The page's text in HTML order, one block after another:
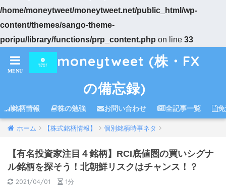
/home/moneytweet/moneytweet.net/public_html/wp-
content/themes/sango-theme-
poripu/library/functions/prp_content.php on line 33
moneytweet (株・FX
の備忘録)
銘柄情報 株の勉強 お問い合わせ 全記事一覧
ホーム 【株式銘柄情報】 個別銘柄時事ネタ
【有名投資家注目４銘柄】RCI底値圏の買いシグナ
ル銘柄を探そう！北朝鮮リスクはチャンス！？
2021/04/01 1分